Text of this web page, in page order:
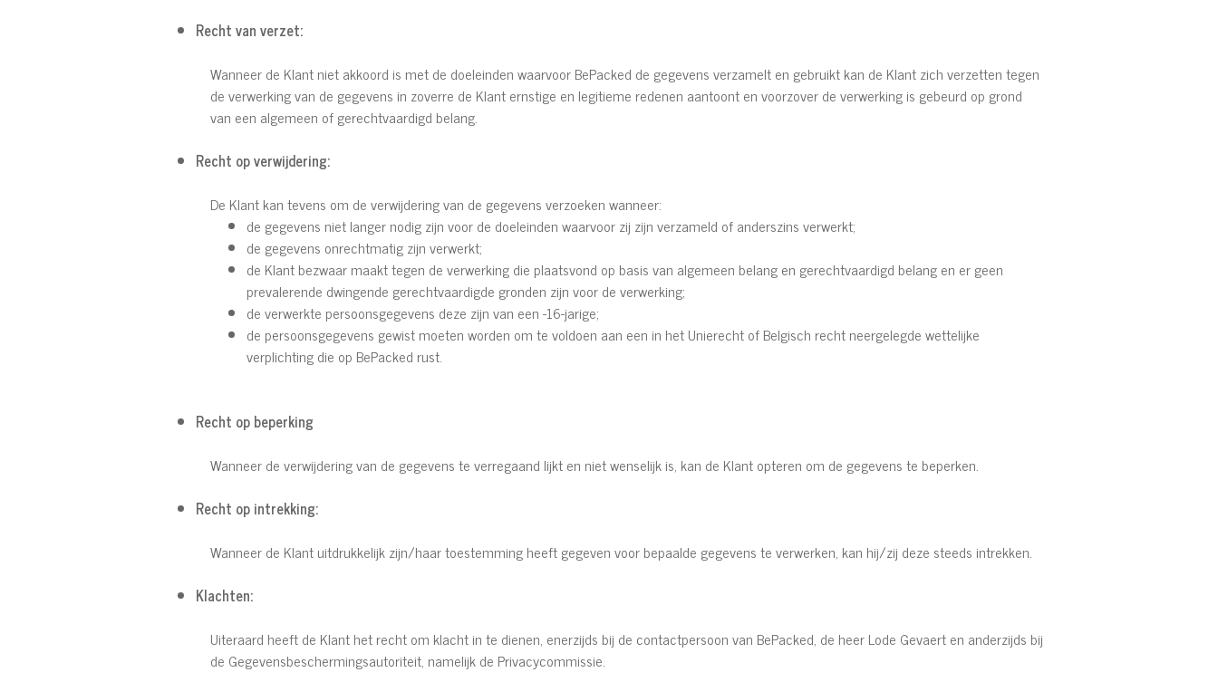
Recht van verzet:
Wanneer de Klant niet akkoord is met de doeleinden waarvoor BePacked de gegevens verzamelt en gebruikt kan de Klant zich verzetten tegen
de verwerking van de gegevens in zoverre de Klant ernstige en legitieme redenen aantoont en voorzover de verwerking is gebeurd op grond
van een algemeen of gerechtvaardigd belang.
Recht op verwijdering:
De Klant kan tevens om de verwijdering van de gegevens verzoeken wanneer:
de gegevens niet langer nodig zijn voor de doeleinden waarvoor zij zijn verzameld of anderszins verwerkt;
de gegevens onrechtmatig zijn verwerkt;
de Klant bezwaar maakt tegen de verwerking die plaatsvond op basis van algemeen belang en gerechtvaardigd belang en er geen
prevalerende dwingende gerechtvaardigde gronden zijn voor de verwerking;
de verwerkte persoonsgegevens deze zijn van een -16-jarige;
de persoonsgegevens gewist moeten worden om te voldoen aan een in het Unierecht of Belgisch recht neergelegde wettelijke
verplichting die op BePacked rust.
Recht op beperking
Wanneer de verwijdering van de gegevens te verregaand lijkt en niet wenselijk is, kan de Klant opteren om de gegevens te beperken.
Recht op intrekking:
Wanneer de Klant uitdrukkelijk zijn/haar toestemming heeft gegeven voor bepaalde gegevens te verwerken, kan hij/zij deze steeds intrekken.
Klachten:
Uiteraard heeft de Klant het recht om klacht in te dienen, enerzijds bij de contactpersoon van BePacked, de heer Lode Gevaert en anderzijds bij
de Gegevensbeschermingsautoriteit, namelijk de Privacycommissie.